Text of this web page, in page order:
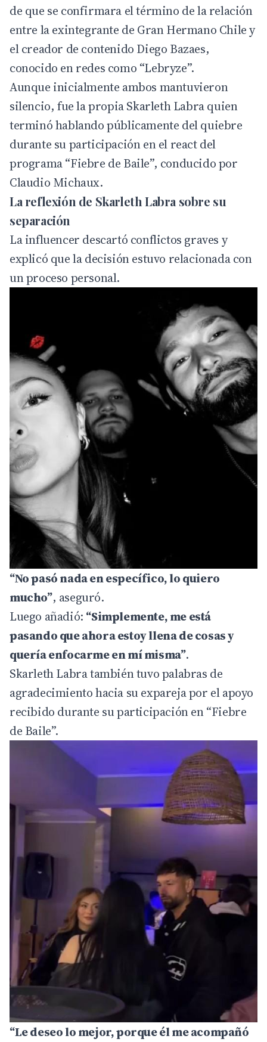
de que se confirmara el término de la relación
entre la exintegrante de Gran Hermano Chile y
el creador de contenido Diego Bazaes,
conocido en redes como “Lebryze”.
Aunque inicialmente ambos mantuvieron
silencio, fue la propia Skarleth Labra quien
terminó hablando públicamente del quiebre
durante su participación en el react del
programa “Fiebre de Baile”, conducido por
Claudio Michaux.
La reflexión de Skarleth Labra sobre su
separación
La influencer descartó conflictos graves y
explicó que la decisión estuvo relacionada con
un proceso personal.
“No pasó nada en específico, lo quiero
mucho”, aseguró.
Luego añadió: “Simplemente, me está
pasando que ahora estoy llena de cosas y
quería enfocarme en mí misma”.
Skarleth Labra también tuvo palabras de
agradecimiento hacia su expareja por el apoyo
recibido durante su participación en “Fiebre
de Baile”.
“Le deseo lo mejor, porque él me acompañó